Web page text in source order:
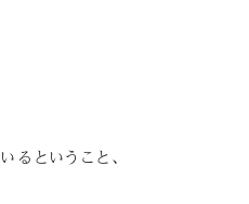
ということ、